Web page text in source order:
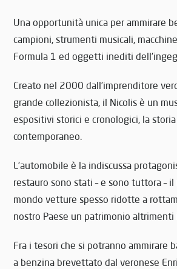
Una opportunità unica per ammirare
campioni, strumenti musicali,
Formula 1 ed oggetti inediti
Creato nel 2000 dall’imprenditore
grande collezionista, il Nicolis è un
espositivi storici e cronologici, la
contemporaneo.
L’automobile è la indiscussa
restauro sono stati – e sono tuttora –
mondo vetture spesso ridotte a
nostro Paese un patrimonio
Fra i tesori che si potranno ammirare
a benzina brevettato dal veronese